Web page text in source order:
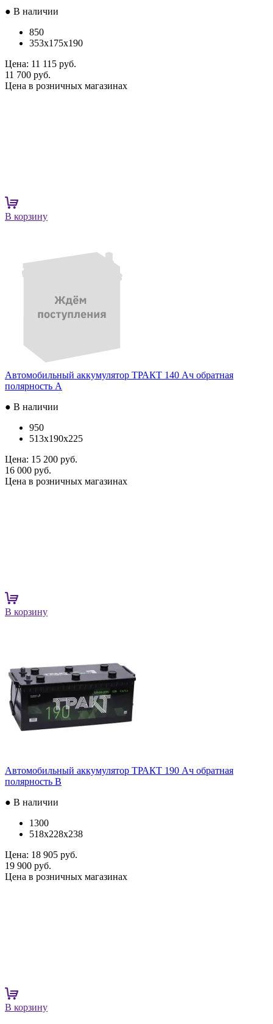
● В наличии
850
353x175x190
Цена: 11 115 руб.
11 700 руб.
Цена в розничных магазинах
В корзину
Автомобильный аккумулятор ТРАКТ 140 Ач обратная
полярность A
● В наличии
950
513x190x225
Цена: 15 200 руб.
16 000 руб.
Цена в розничных магазинах
В корзину
Автомобильный аккумулятор ТРАКТ 190 Ач обратная
полярность B
● В наличии
1300
518x228x238
Цена: 18 905 руб.
19 900 руб.
Цена в розничных магазинах
В корзину